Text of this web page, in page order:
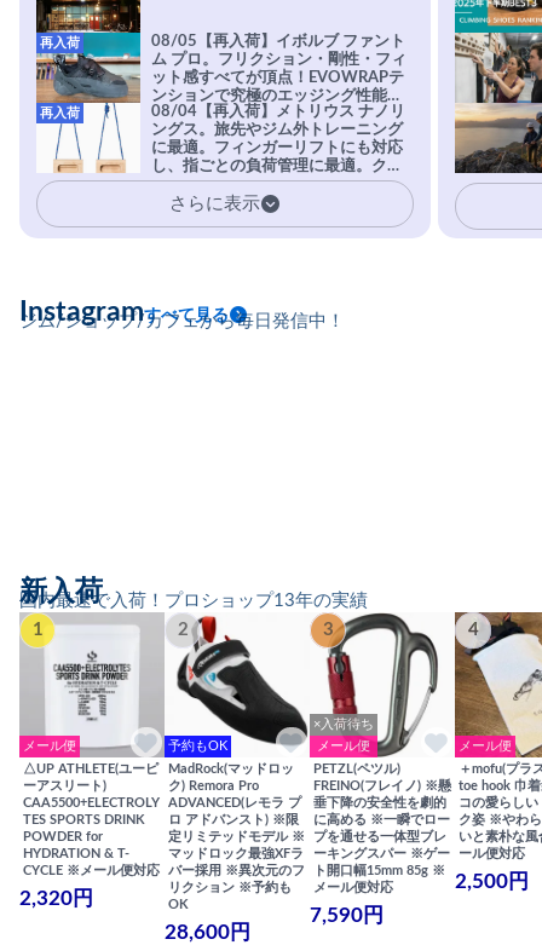
08/05【再入荷】イボルブ ファント
ム プロ。フリクション・剛性・フィ
ット感すべてが頂点！EVOWRAPテ
ンションで究極のエッジング性能を
実現。進化系ラバーEvo-74はTRAX
を凌駕する粘着力で極小ホールドに
安心感。
再入荷
08/04【再入荷】メトリウス ナノリ
ングス。旅先やジム外トレーニング
に最適。フィンガーリフトにも対応
し、指ごとの負荷管理に最適。クラ
イマーの指を本気で鍛えるギア。
再入荷
さらに表示
ジム/ショップ/カフェから毎日発信中！
Instagramすべて見る
国内最速で入荷！プロショップ13年の実績
新入荷
1
メール便
△UP ATHLETE(ユーピ
ーアスリート)
CAA5500+ELECTROLY
TES SPORTS DRINK
POWDER for
HYDRATION & T-
CYCLE ※メール便対応
2,320円
2
予約もOK
MadRock(マッドロッ
ク) Remora Pro
ADVANCED(レモラ プ
ロ アドバンスト) ※限
定リミテッドモデル ※
マッドロック最強XFラ
バー採用 ※異次元のフ
リクション ※予約も
OK
28,600円
3
×入荷待ち
メール便
PETZL(ペツル)
FREINO(フレイノ) ※懸
垂下降の安全性を劇的
に高める ※一瞬でロー
プを通せる一体型ブレ
ーキングスパー ※ゲー
ト開口幅15mm 85g ※
メール便対応
7,590円
4
メール便
＋mofu(プラ
toe hook 巾
コの愛らしい
ク姿 ※やわ
いと素朴な
ール便対応
2,500円